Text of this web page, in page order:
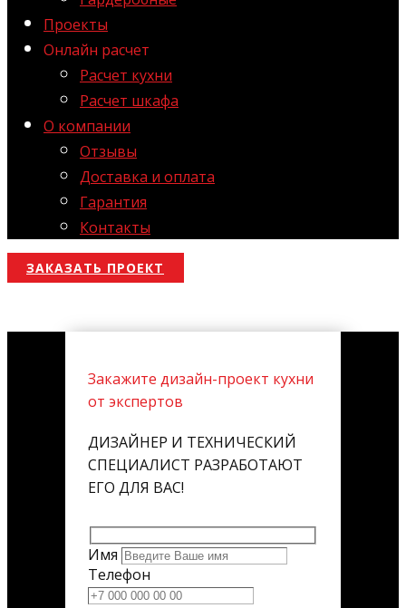
Проекты
Онлайн расчет
Расчет кухни
Расчет шкафа
О компании
Отзывы
Доставка и оплата
Гарантия
Контакты
ЗАКАЗАТЬ ПРОЕКТ
Закажите дизайн-проект кухни
от экспертов
ДИЗАЙНЕР И ТЕХНИЧЕСКИЙ
СПЕЦИАЛИСТ РАЗРАБОТАЮТ
ЕГО ДЛЯ ВАС!
Имя
Телефон